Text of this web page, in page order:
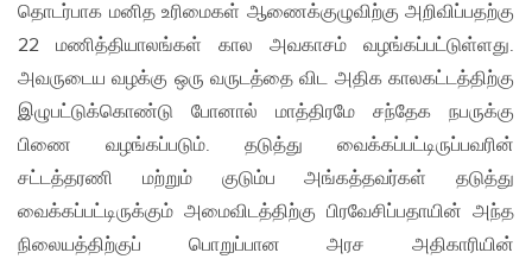
தொடர்பாக மனித உரிமைகள் ஆணைக்குழுவிற்கு அறிவிப்பதற்கு
22 மணித்தியாலங்கள் கால அவகாசம் வழங்கப்பட்டுள்ளது.
அவருடைய வழக்கு ஒரு வருடத்தை விட அதிக காலகட்டத்திற்கு
இழுபட்டுக்கொண்டு போனால் மாத்திரமே சந்தேக நபருக்கு
பிணை வழங்கப்படும். தடுத்து வைக்கப்பட்டிருப்பவரின்
சட்டத்தரணி மற்றும் குடும்ப அங்கத்தவர்கள் தடுத்து
வைக்கப்பட்டிருக்கும் அமைவிடத்திற்கு பிரவேசிப்பதாயின் அந்த
நிலையத்திற்குப் பொறுப்பான அரச அதிகாரியின்